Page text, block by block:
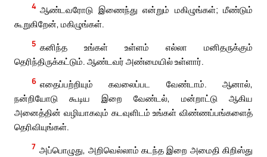
4 ஆண்டவரோடு இணைந்து என்றும் மகிழுங்கள்; மீண்டும்
கூறுகிறேன், மகிழுங்கள்.
5 கனிந்த உங்கள் உள்ளம் எல்லா மனிதருக்கும்
தெரிந்திருக்கட்டும். ஆண்டவர் அண்மையில் உள்ளார்.
6 எதைப்பற்றியும் கவலைப்பட வேண்டாம். ஆனால்,
நன்றியோடு கூடிய இறை வேண்டல், மன்றாட்டு ஆகிய
அனைத்தின் வழியாகவும் கடவுளிடம் உங்கள் விண்ணப்பங்களைத்
தெரிவியுங்கள்.
7 அப்பொழுது, அறிவெல்லாம் கடந்த இறை அமைதி கிறிஸ்து